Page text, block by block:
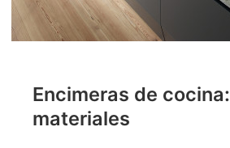
Encimeras de cocina:
materiales